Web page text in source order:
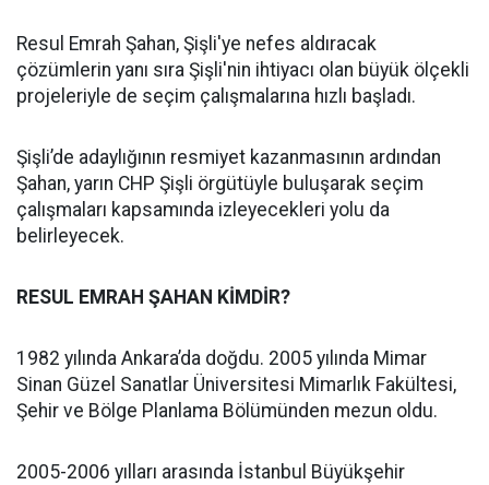
Resul Emrah Şahan, Şişli'ye nefes aldıracak
çözümlerin yanı sıra Şişli'nin ihtiyacı olan büyük ölçekli
projeleriyle de seçim çalışmalarına hızlı başladı.
Şişli’de adaylığının resmiyet kazanmasının ardından
Şahan, yarın CHP Şişli örgütüyle buluşarak seçim
çalışmaları kapsamında izleyecekleri yolu da
belirleyecek.
RESUL EMRAH ŞAHAN KİMDİR?
1982 yılında Ankara’da doğdu. 2005 yılında Mimar
Sinan Güzel Sanatlar Üniversitesi Mimarlık Fakültesi,
Şehir ve Bölge Planlama Bölümünden mezun oldu.
2005-2006 yılları arasında İstanbul Büyükşehir